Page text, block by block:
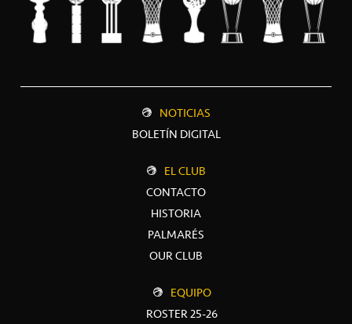
NOTICIAS
BOLETÍN DIGITAL
EL CLUB
CONTACTO
HISTORIA
PALMARÉS
OUR CLUB
EQUIPO
ROSTER 25-26